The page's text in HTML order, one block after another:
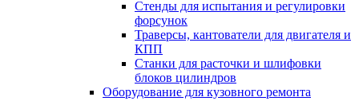
Стенды для испытания и регулировки
форсунок
Траверсы, кантователи для двигателя и
КПП
Станки для расточки и шлифовки
блоков цилиндров
Оборудование для кузовного ремонта